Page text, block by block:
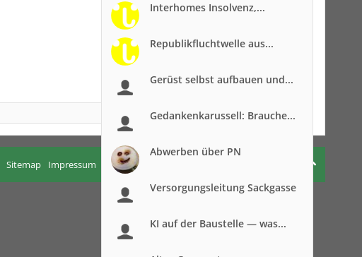
Interhomes Insolvenz,...
Republikfluchtwelle aus...
Gerüst selbst aufbauen und...
Gedankenkarussell: Brauche...
Abwerben über PN
Versorgungsleitung Sackgasse
KI auf der Baustelle — was...
Sitemap Impressum Nutzungsbedingungen